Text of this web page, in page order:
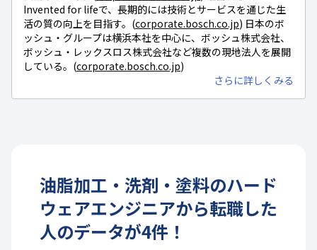
Invented for lifeで、長期的には技術とサービスを通じた生
活の質の向上を目指す。(corporate.bosch.co.jp) 日本のボ
ッシュ・グループは横浜本社を中心に、ボッシュ株式会社、
ボッシュ・レックスロス株式会社など複数の現地法人を展開
している。(corporate.bosch.co.jp)
さらに詳しくみる
油脂加工・洗剤・塗料のハード
ウェアエンジニアから転職した
人のデータが4件！